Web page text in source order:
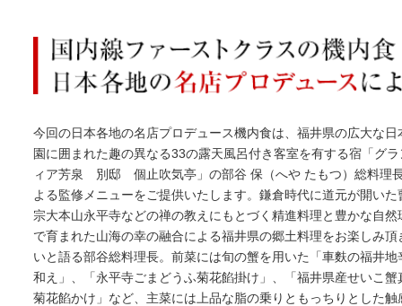
今回の日本各地の名店プロデュース機内食は、福井県の広大な日
園に囲まれた趣の異なる33の露天風呂付き客室を有する宿「グラ
ィア芳泉 別邸 個止吹気亭」の部谷 保（へや たもつ）総料理
よる監修メニューをご提供いたします。鎌倉時代に道元が開いた
宗大本山永平寺などの禅の教えにもとづく精進料理と豊かな自然
で育まれた山海の幸の融合による福井県の郷土料理をお楽しみ頂
いと語る部谷総料理長。前菜には旬の蟹を用いた「車麩の福井地
和え」、「永平寺ごまどうふ菊花餡掛け」、「福井県産せいこ蟹
菊花餡かけ」など、主菜には上品な脂の乗りともっちりとした触